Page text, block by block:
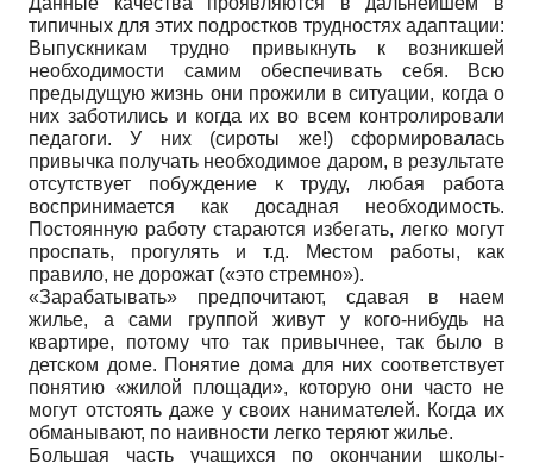
типичных для этих подростков трудностях адаптации:
Выпускникам трудно привыкнуть к возникшей
необходимости самим обеспечивать себя. Всю
предыдущую жизнь они прожили в ситуации, когда о
них заботились и когда их во всем контролировали
педагоги. У них (сироты же!) сформировалась
привычка получать необходимое даром, в результате
отсутствует побуждение к труду, любая работа
воспринимается как досадная необходимость.
Постоянную работу стараются избегать, легко могут
проспать, прогулять и т.д. Местом работы, как
правило, не дорожат («это стремно»).
«Зарабатывать» предпочитают, сдавая в наем
жилье, а сами группой живут у кого-нибудь на
квартире, потому что так привычнее, так было в
детском доме. Понятие дома для них соответствует
понятию «жилой площади», которую они часто не
могут отстоять даже у своих нанимателей. Когда их
обманывают, по наивности легко теряют жилье.
Большая часть учащихся по окончании школы-